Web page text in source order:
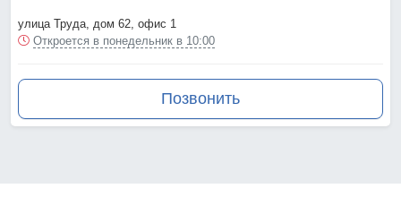
улица Труда, дом 62, офис 1
Откроется в понедельник в 10:00
Позвонить